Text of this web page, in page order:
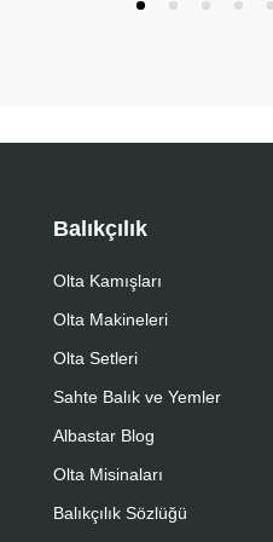
Balıkçılık
Olta Kamışları
Olta Makineleri
Olta Setleri
Sahte Balık ve Yemler
Albastar Blog
Olta Misinaları
Balıkçılık Sözlüğü